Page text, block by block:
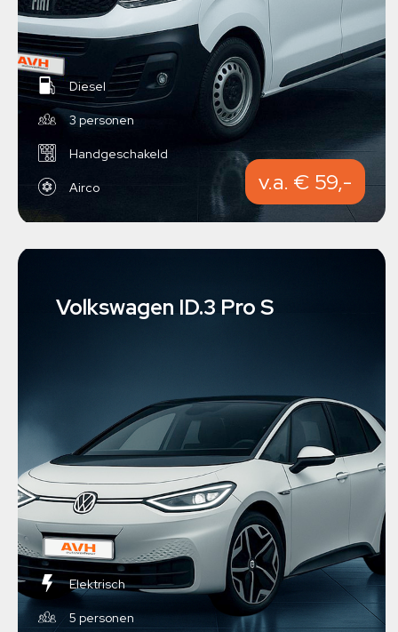
Diesel
3 personen
Handgeschakeld
Airco v.a. € 59,-
Volkswagen ID.3 Pro S
Elektrisch
5 personen